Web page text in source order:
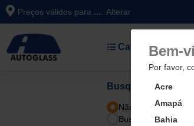
Preços válidos para ... Alterar
CategoriasBem-
Por favor,
Acre
Amapá
Bahia
Busque a peça
Não sei minha placa
Buscar com placa